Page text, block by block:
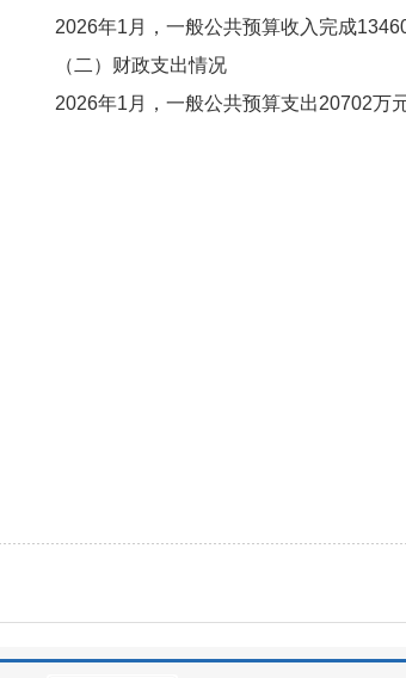
2026年1月，一般公共预算收入完成
（二）财政支出情况
2026年1月，一般公共预算支出20702万